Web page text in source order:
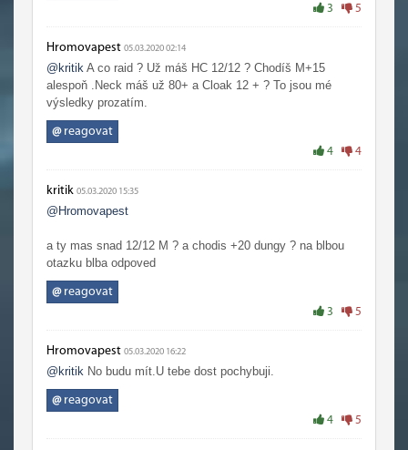
3 5
Hromovapest 05.03.2020 02:14
@kritik A co raid ? Už máš HC 12/12 ? Chodíš M+15
alespoň .Neck máš už 80+ a Cloak 12 + ? To jsou mé
výsledky prozatím.
@reagovat
4 4
kritik 05.03.2020 15:35
@Hromovapest
a ty mas snad 12/12 M ? a chodis +20 dungy ? na blbou
otazku blba odpoved
@reagovat
3 5
Hromovapest 05.03.2020 16:22
@kritik No budu mít.U tebe dost pochybuji.
@reagovat
4 5